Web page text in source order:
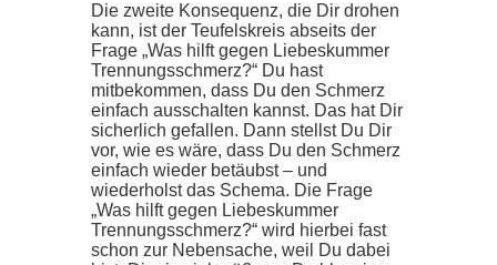
Die zweite Konsequenz, die Dir drohen
kann, ist der Teufelskreis abseits der
Frage „Was hilft gegen Liebeskummer
Trennungsschmerz?“ Du hast
mitbekommen, dass Du den Schmerz
einfach ausschalten kannst. Das hat Dir
sicherlich gefallen. Dann stellst Du Dir
vor, wie es wäre, dass Du den Schmerz
einfach wieder betäubst – und
wiederholst das Schema. Die Frage
„Was hilft gegen Liebeskummer
Trennungsschmerz?“ wird hierbei fast
schon zur Nebensache, weil Du dabei